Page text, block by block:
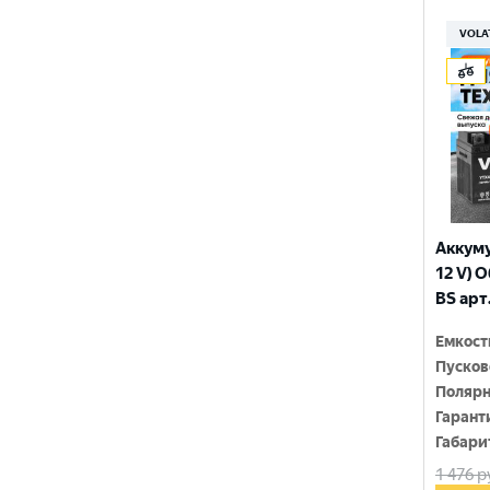
12 V)
BS
1 476